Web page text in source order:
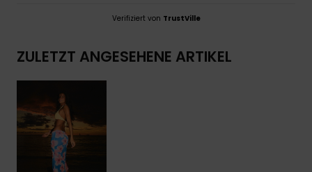
Verifiziert von TrustVille
ZULETZT ANGESEHENE ARTIKEL